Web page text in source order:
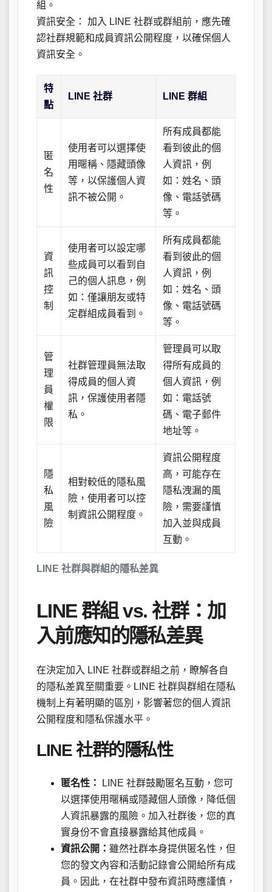
組。
資訊安全： 加入 LINE 社群或群組前，應先確
認社群規範和成員資訊公開程度，以確保個人
資訊安全。
LINE 社群與群組的隱私差異
特
點
LINE 社群 LINE 群組
匿
名
性
使用者可以選擇使
用暱稱、隱藏頭像
等，以保護個人資
訊不被公開。
所有成員都能
看到彼此的個
人資訊，例
如：姓名、頭
像、電話號碼
等。
資
訊
控
制
使用者可以設定哪
些成員可以看到自
己的個人訊息，例
如：僅讓朋友或特
定群組成員看到。
所有成員都能
看到彼此的個
人資訊，例
如：姓名、頭
像、電話號碼
等。
管
理
員
權
限
社群管理員無法取
得成員的個人資
訊，保護使用者隱
私。
管理員可以取
得所有成員的
個人資訊，例
如：電話號
碼、電子郵件
地址等。
隱
私
風
險
相對較低的隱私風
險，使用者可以控
制資訊公開程度。
資訊公開程度
高，可能存在
隱私洩漏的風
險，需要謹慎
加入並與成員
互動。
LINE 群組 vs. 社群：加
入前應知的隱私差異
在決定加入 LINE 社群或群組之前，瞭解各自
的隱私差異至關重要。LINE 社群與群組在隱私
機制上有著明顯的區別，影響著您的個人資訊
公開程度和隱私保護水平。
LINE 社群的隱私性
匿名性：
LINE 社群鼓勵匿名互動，您可
以選擇使用暱稱或隱藏個人頭像，降低個
人資訊暴露的風險。加入社群後，您的真
實身份不會直接暴露給其他成員。
資訊公開： 雖然社群本身提供匿名性，但
您的發文內容和活動記錄會公開給所有成
員。因此，在社群中發布資訊時應謹慎，